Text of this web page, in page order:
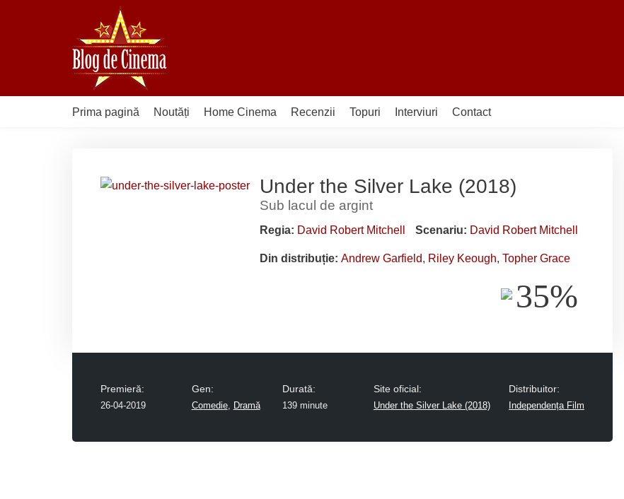
Prima pagină Noutăți Home Cinema Recenzii Topuri Interviuri Contact
Under the Silver Lake (2018)
Sub lacul de argint
Regia: David Robert Mitchell Scenariu: David Robert Mitchell
Din distribuție: Andrew Garfield, Riley Keough, Topher Grace
35%
Premieră:
26-04-2019
Gen:
Comedie, Dramă
Durată:
139 minute
Site oficial:
Under the Silver Lake (2018)
Distribuitor:
Independența Film